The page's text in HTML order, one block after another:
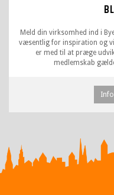
Meld din virksomhed ind i
væsentlig for inspiration og
er med til at præge
medlemskab
Info